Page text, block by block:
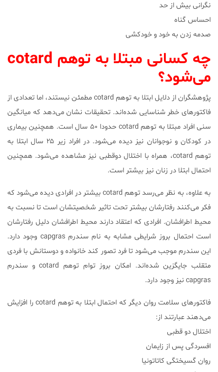
نگرانی بیش از حد
احساس گناه
صدمه زدن به خود و خودکشی
چه کسانی مبتلا به توهم cotard
می‌شود؟
پژوهشگران از دلایل ابتلا به توهم cotard مطمئن نیستند، اما تعدادی از
فاکتور‌های خطر شناسایی شده‌اند. تحقیقات نشان می‌دهد که میانگین
سنی افراد مبتلا به توهم cotard حدودا ۵۰ سال است. همچنین بیماری
در کودکان و نوجوانان نیز دیده می‌شود. در افراد زیر ۲۵ سال ابتلا به
توهم cotard، همراه با اختلال دوقطبی نیز مشاهده می‌شود‌. همچنین
احتمال ابتلا در زنان نیز بیشتر است.
به علاوه، به نظر می‌رسد توهم cotard بیشتر در افرادی دیده می‌شود که
فکر می‌کنند رفتارشان بیشتر تحت تاثیر شخصیتشان است تا نسبت به
محیط اطرافشان. افرادی که اعتقاد دارند محیط اطرافشان دلیل رفتارشان
است احتمال بروز شرایطی مشابه به نام سندرم capgras وجود دارد.
این سندرم موجب می‌شود تا فرد تصور کند خانواده و دوستانش با فردی
متقلب جایگزین شده‌اند. امکان بروز توام توهم cotard و سندرم
capgras نیز وجود دارد.
فاکتور‌های سلامت روان دیگر که احتمال ابتلا به توهم cotard را افزایش
می‌دهند عبارتند از:
اختلال دو قطبی
افسردگی پس از زایمان
روان گسیختگی کاتاتونیا